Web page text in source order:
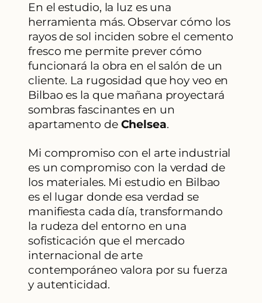
En el estudio, la luz es una
herramienta más. Observar cómo los
rayos de sol inciden sobre el cemento
fresco me permite prever cómo
funcionará la obra en el salón de un
cliente. La rugosidad que hoy veo en
Bilbao es la que mañana proyectará
sombras fascinantes en un
apartamento de Chelsea.
Mi compromiso con el arte industrial
es un compromiso con la verdad de
los materiales. Mi estudio en Bilbao
es el lugar donde esa verdad se
manifiesta cada día, transformando
la rudeza del entorno en una
sofisticación que el mercado
internacional de arte
contemporáneo valora por su fuerza
y autenticidad.